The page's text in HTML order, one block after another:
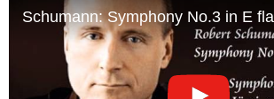
Schumann: Symphony No.3 in E